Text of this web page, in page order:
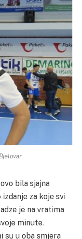
bila sjajna
za koje svi
je na vratima
minute.
su u oba smjera